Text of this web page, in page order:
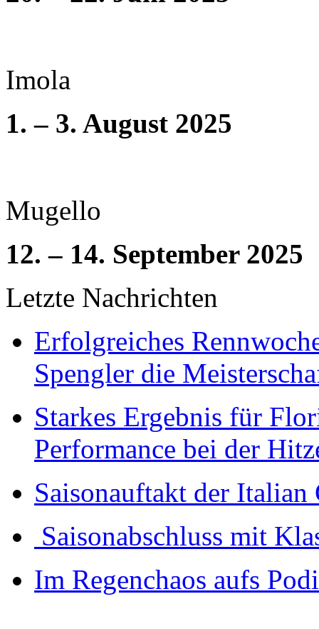
Imola
1. – 3. August 2025
Mugello
12. – 14. September 2025
Letzte Nachrichten
Erfolgreiches
Spengler die
Starkes Ergebnis für
Performance bei der
Saisonauftakt der
Saisonabschluss mit
Im Regenchaos aufs